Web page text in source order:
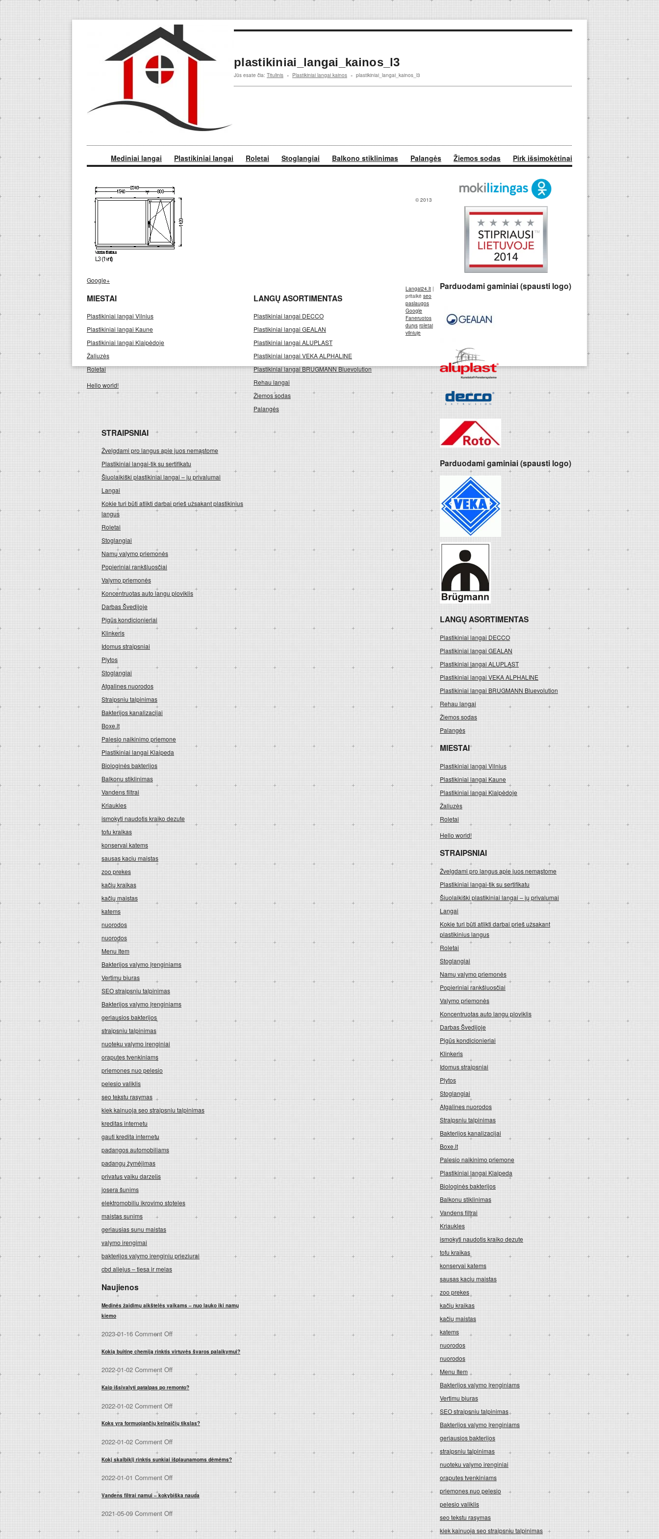
Mediniai langai Plastikiniai langai Roletai Stoglangiai Balkono stiklinimas Palangės Žiemos sodas Pirk išsimokėtinai
plastikiniai_langai_kainos_l3
Jūs esate čia: Titulinis » Plastikiniai langai kainos » plastikiniai_langai_kainos_l3
Google+
Parduodami gaminiai (spausti logo)
Parduodami gaminiai (spausti logo)
LANGŲ ASORTIMENTAS
Plastikiniai langai DECCO
Plastikiniai langai GEALAN
Plastikiniai langai ALUPLAST
Plastikiniai langai VEKA ALPHALINE
Plastikiniai langai BRUGMANN Bluevolution
Rehau langai
Žiemos sodas
Palangės
MIESTAI
Plastikiniai langai Vilnius
Plastikiniai langai Kaune
Plastikiniai langai Klaipėdoje
Žaliuzės
Roletai
Hello world!
STRAIPSNIAI
Žvelgdami pro langus apie juos nemąstome
Plastikiniai langai-tik su sertifikatu
Šiuolaikiški plastikiniai langai – jų privalumai
Langai
Kokie turi būti atlikti darbai prieš užsakant
plastikinius langus
Roletai
Stoglangiai
Namų valymo priemonės
Popieriniai rankšluosčiai
Valymo priemonės
Koncentruotas auto langu ploviklis
Darbas Švedijoje
Pigūs kondicionieriai
Klinkeris
Idomus straipsniai
Plytos
Stoglangiai
Atgalines nuorodos
Straipsniu talpinimas
Bakterijos kanalizacijai
Boxe.lt
Palesio naikinimo priemone
Plastikiniai langai Klaipeda
Biologinės bakterijos
Balkonu stiklinimas
Vandens filtrai
Kriaukles
ismokyti naudotis kraiko dezute
tofu kraikas
konservai katems
sausas kaciu maistas
zoo prekes
kačių kraikas
kačių maistas
katems
nuorodos
nuorodos
Menu Item
Bakterijos valymo įrenginiams
Vertimu biuras
SEO straipsniu talpinimas
Bakterijos valymo įrenginiams
geriausios bakterijos
straipsniu talpinimas
nuoteku valymo irenginiai
oraputes tvenkiniams
priemones nuo pelesio
pelesio valiklis
seo tekstu rasymas
kiek kainuoja seo straipsniu talpinimas
MIESTAI
Plastikiniai langai Vilnius
Plastikiniai langai Kaune
Plastikiniai langai Klaipėdoje
Žaliuzės
Roletai
Hello world!
LANGŲ ASORTIMENTAS
Plastikiniai langai DECCO
Plastikiniai langai GEALAN
Plastikiniai langai ALUPLAST
Plastikiniai langai VEKA ALPHALINE
Plastikiniai langai BRUGMANN Bluevolution
Rehau langai
Žiemos sodas
Palangės
STRAIPSNIAI
Žvelgdami pro langus apie juos nemąstome
Plastikiniai langai-tik su sertifikatu
Šiuolaikiški plastikiniai langai – jų privalumai
Langai
Kokie turi būti atlikti darbai prieš užsakant plastikinius
langus
Roletai
Stoglangiai
Namų valymo priemonės
Popieriniai rankšluosčiai
Valymo priemonės
Koncentruotas auto langu ploviklis
Darbas Švedijoje
Pigūs kondicionieriai
Klinkeris
Idomus straipsniai
Plytos
Stoglangiai
Atgalines nuorodos
Straipsniu talpinimas
Bakterijos kanalizacijai
Boxe.lt
Palesio naikinimo priemone
Plastikiniai langai Klaipeda
Biologinės bakterijos
Balkonu stiklinimas
Vandens filtrai
Kriaukles
ismokyti naudotis kraiko dezute
tofu kraikas
konservai katems
sausas kaciu maistas
zoo prekes
kačių kraikas
kačių maistas
katems
nuorodos
nuorodos
Menu Item
Bakterijos valymo įrenginiams
Vertimu biuras
SEO straipsniu talpinimas
Bakterijos valymo įrenginiams
geriausios bakterijos
straipsniu talpinimas
nuoteku valymo irenginiai
oraputes tvenkiniams
priemones nuo pelesio
pelesio valiklis
seo tekstu rasymas
kiek kainuoja seo straipsniu talpinimas
kreditas internetu
gauti kredita internetu
padangos automobiliams
padangų žymėjimas
privatus vaiku darzelis
josera šunims
elektromobiliu ikrovimo stoteles
maistas sunims
geriausias sunu maistas
valymo irengimai
bakterijos valymo irenginiu prieziurai
cbd aliejus – tiesa ir melas
Naujienos
Medinės žaidimų aikštelės vaikams – nuo lauko iki namų
kiemo
2023-01-16 Comment Off
Kokią buitinę chemiją rinktis virtuvės švaros palaikymui?
2022-01-02 Comment Off
Kaip išsivalyti patalpas po remonto?
2022-01-02 Comment Off
Koks yra formuojančių kelnaičių tikslas?
2022-01-02 Comment Off
Kokį skalbiklį rinktis sunkiai išplaunamoms dėmėms?
2022-01-01 Comment Off
Vandens filtrai namui – kokybiška nauda
2021-05-09 Comment Off
© 2013
Langai24.lt |
pritaikė seo
paslaugos
Google
Faneruotos
durys roletai
vilniuje